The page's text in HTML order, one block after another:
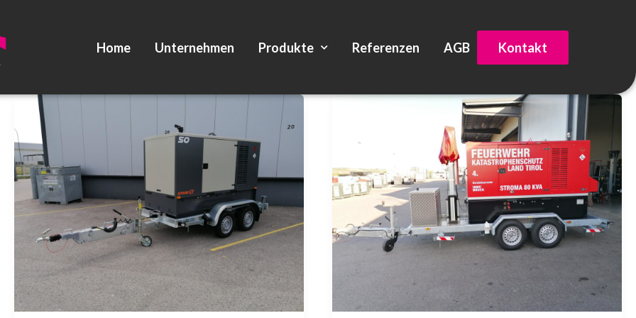
Home Unternehmen Produkte Referenzen AGB Kontakt